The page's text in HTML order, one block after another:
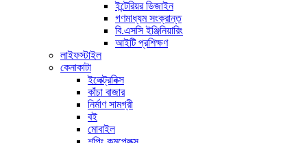
ইন্টেরিয়র ডিজাইন
গণমাধ্যম সংক্রান্ত
বি.এসসি ইঞ্জিনিয়ারিং
আইটি প্রশিক্ষণ
লাইফস্টাইল
কেনাকাটা
ইলেক্ট্রনিক্স
কাঁচা বাজার
নির্মাণ সামগ্রী
বই
মোবাইল